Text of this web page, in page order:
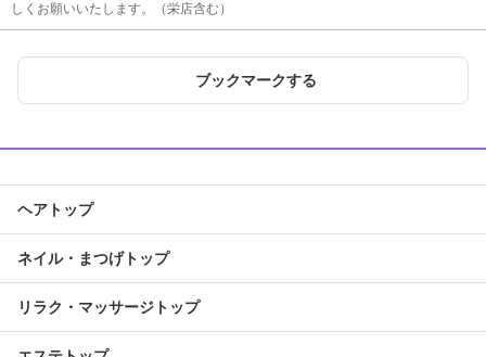
しくお願いいたします。（栄店含む）
ブックマークする
ヘアトップ
ネイル・まつげトップ
リラク・マッサージトップ